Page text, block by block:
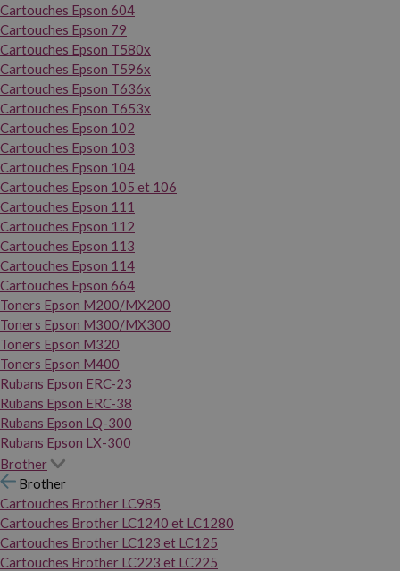
Cartouches Epson 604
Cartouches Epson 79
Cartouches Epson T580x
Cartouches Epson T596x
Cartouches Epson T636x
Cartouches Epson T653x
Cartouches Epson 102
Cartouches Epson 103
Cartouches Epson 104
Cartouches Epson 105 et 106
Cartouches Epson 111
Cartouches Epson 112
Cartouches Epson 113
Cartouches Epson 114
Cartouches Epson 664
Toners Epson M200/MX200
Toners Epson M300/MX300
Toners Epson M320
Toners Epson M400
Rubans Epson ERC-23
Rubans Epson ERC-38
Rubans Epson LQ-300
Rubans Epson LX-300
Brother
Brother
Cartouches Brother LC985
Cartouches Brother LC1240 et LC1280
Cartouches Brother LC123 et LC125
Cartouches Brother LC223 et LC225